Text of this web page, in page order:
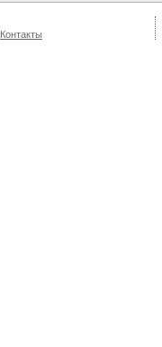
Контакты